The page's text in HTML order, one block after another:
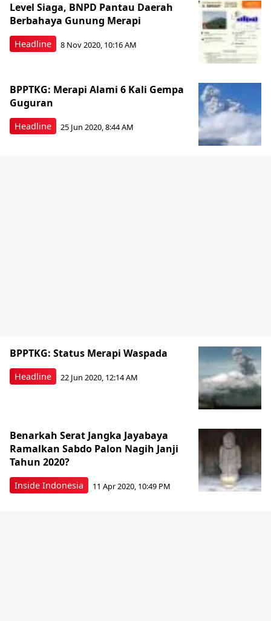
Headline
Level Siaga, BNPD Pantau Daerah
Berbahaya Gunung Merapi
8 Nov 2020, 10:16 AM
Headline
BPPTKG: Merapi Alami 6 Kali Gempa
Guguran
25 Jun 2020, 8:44 AM
Headline
BPPTKG: Status Merapi Waspada
22 Jun 2020, 12:14 AM
Inside Indonesia
Benarkah Serat Jangka Jayabaya
Ramalkan Sabdo Palon Nagih Janji
Tahun 2020?
11 Apr 2020, 10:49 PM